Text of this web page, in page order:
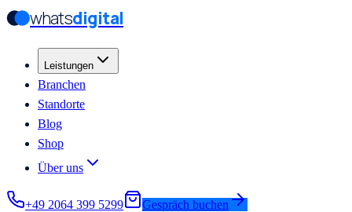
Zum Hauptinhalt springen
Zum Hauptinhalt springen
whatsdigital
Leistungen
Branchen
Standorte
Blog
Shop
Über uns
+49 2064 399 5299 Gespräch buchen